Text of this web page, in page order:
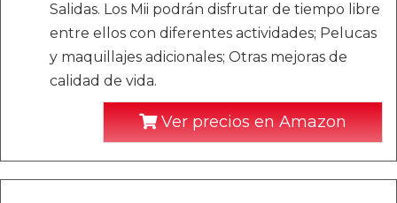
Salidas. Los Mii podrán disfrutar de tiempo libre
entre ellos con diferentes actividades; Pelucas
y maquillajes adicionales; Otras mejoras de
calidad de vida.
Ver precios en Amazon